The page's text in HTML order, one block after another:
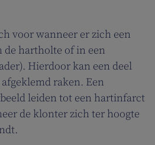
voor wanneer er zich een
hartholte of in een
Hierdoor kan een deel
raken. Een
leiden tot een hartinfarct
de klonter zich ter hoogte